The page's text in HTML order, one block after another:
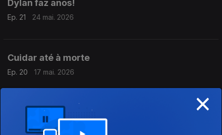
Dylan faz anos!
Ep. 21 24 mai. 2026
Cuidar até à morte
Ep. 20 17 mai. 2026
A verdade requer tempo
10 mai. 2026
×